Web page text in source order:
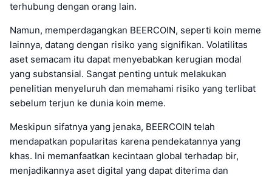
terhubung dengan orang lain.
Namun, memperdagangkan BEERCOIN, seperti koin meme
lainnya, datang dengan risiko yang signifikan. Volatilitas
aset semacam itu dapat menyebabkan kerugian modal
yang substansial. Sangat penting untuk melakukan
penelitian menyeluruh dan memahami risiko yang terlibat
sebelum terjun ke dunia koin meme.
Meskipun sifatnya yang jenaka, BEERCOIN telah
mendapatkan popularitas karena pendekatannya yang
khas. Ini memanfaatkan kecintaan global terhadap bir,
menjadikannya aset digital yang dapat diterima dan